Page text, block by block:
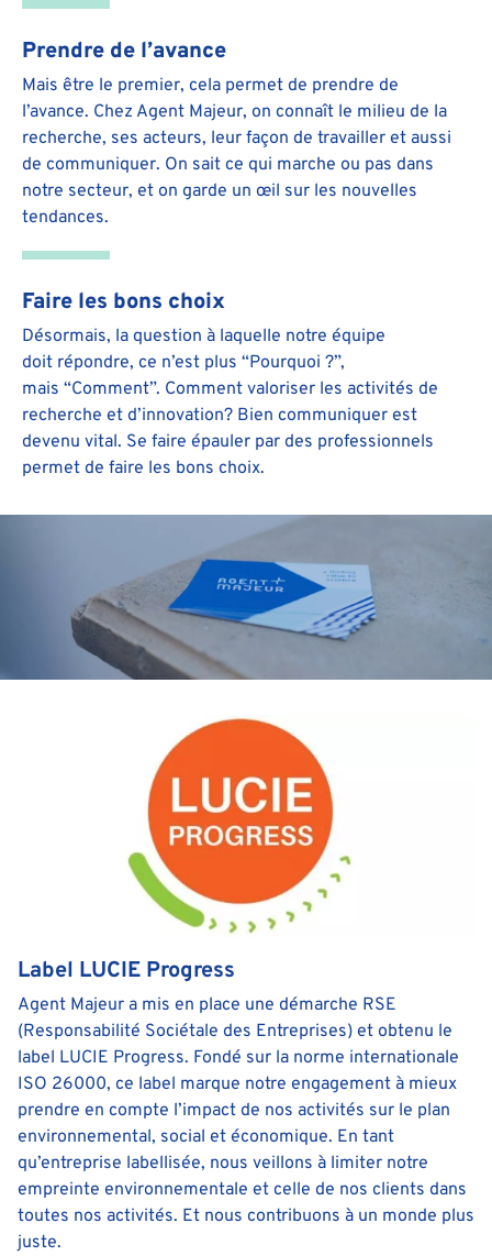
Prendre de l’avance
Mais être le premier, cela permet de prendre de
l’avance. Chez Agent Majeur, on connaît le milieu de la
recherche, ses acteurs, leur façon de travailler et aussi
de communiquer. On sait ce qui marche ou pas dans
notre secteur, et on garde un œil sur les nouvelles
tendances.
Faire les bons choix
Désormais, la question à laquelle notre équipe
doit répondre, ce n’est plus “Pourquoi ?”,
mais “Comment”. Comment valoriser les activités de
recherche et d’innovation? Bien communiquer est
devenu vital. Se faire épauler par des professionnels
permet de faire les bons choix.
Label LUCIE Progress
Agent Majeur a mis en place une démarche RSE
(Responsabilité Sociétale des Entreprises) et obtenu le
label LUCIE Progress. Fondé sur la norme internationale
ISO 26000, ce label marque notre engagement à mieux
prendre en compte l’impact de nos activités sur le plan
environnemental, social et économique. En tant
qu’entreprise labellisée, nous veillons à limiter notre
empreinte environnementale et celle de nos clients dans
toutes nos activités. Et nous contribuons à un monde plus
juste.